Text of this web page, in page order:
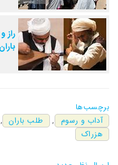
راز
برچسب‌ها
آداب و رسوم
, طلب باران ,
هزراک